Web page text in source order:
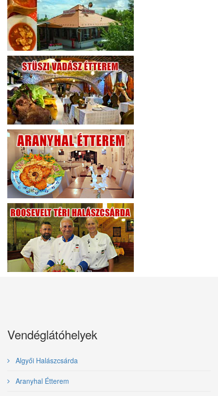
Vendéglátóhelyek
Algyői Halászcsárda
Aranyhal Étterem